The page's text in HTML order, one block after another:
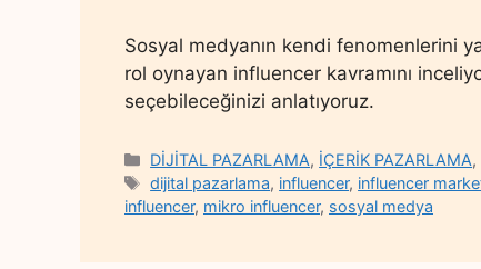
Sosyal medyanın kendi fenomenlerini
rol oynayan influencer kavramını
seçebileceğinizi anlatıyoruz.
Categories
DİJİTAL PAZARLAMA, İÇERİK PAZARLAMA,
Tags
dijital pazarlama, influencer, influencer
influencer, mikro influencer, sosyal medya